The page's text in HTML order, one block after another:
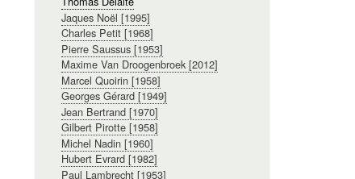
Jaques Noël [1995]
Charles Petit [1968]
Pierre Saussus [1953]
Maxime Van Droogenbroek [2012]
Marcel Quoirin [1958]
Georges Gérard [1949]
Jean Bertrand [1970]
Gilbert Pirotte [1958]
Michel Nadin [1960]
Hubert Evrard [1982]
Paul Lambrecht [1953]